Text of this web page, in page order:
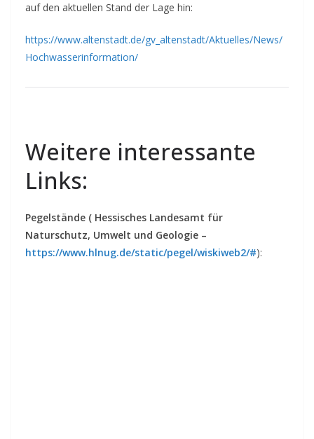
auf den aktuellen Stand der Lage hin:
https://www.altenstadt.de/gv_altenstadt/Aktuelles/News/
Hochwasserinformation/
Weitere interessante
Links:
Pegelstände ( Hessisches Landesamt für
Naturschutz, Umwelt und Geologie –
https://www.hlnug.de/static/pegel/wiskiweb2/#):